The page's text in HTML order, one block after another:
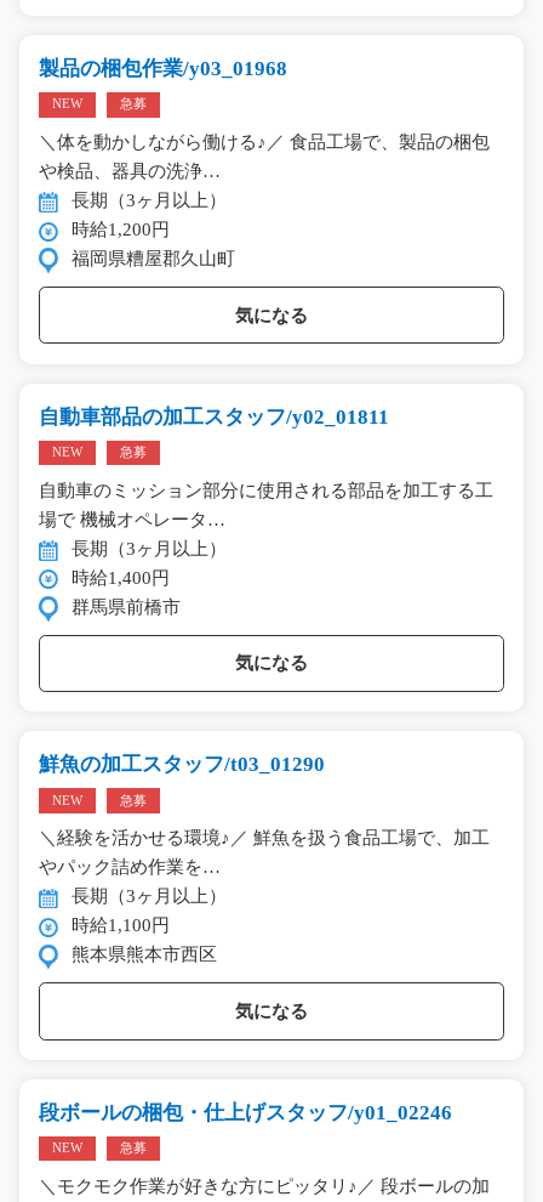
製品の梱包作業/y03_01968
NEW 急募
＼体を動かしながら働ける♪／ 食品工場で、製品の梱包
や検品、器具の洗浄…
長期（3ヶ月以上）
時給1,200円
福岡県糟屋郡久山町
気になる
自動車部品の加工スタッフ/y02_01811
NEW 急募
自動車のミッション部分に使用される部品を加工する工
場で 機械オペレータ…
長期（3ヶ月以上）
時給1,400円
群馬県前橋市
気になる
鮮魚の加工スタッフ/t03_01290
NEW 急募
＼経験を活かせる環境♪／ 鮮魚を扱う食品工場で、加工
やパック詰め作業を…
長期（3ヶ月以上）
時給1,100円
熊本県熊本市西区
気になる
段ボールの梱包・仕上げスタッフ/y01_02246
NEW 急募
＼モクモク作業が好きな方にピッタリ♪／ 段ボールの加